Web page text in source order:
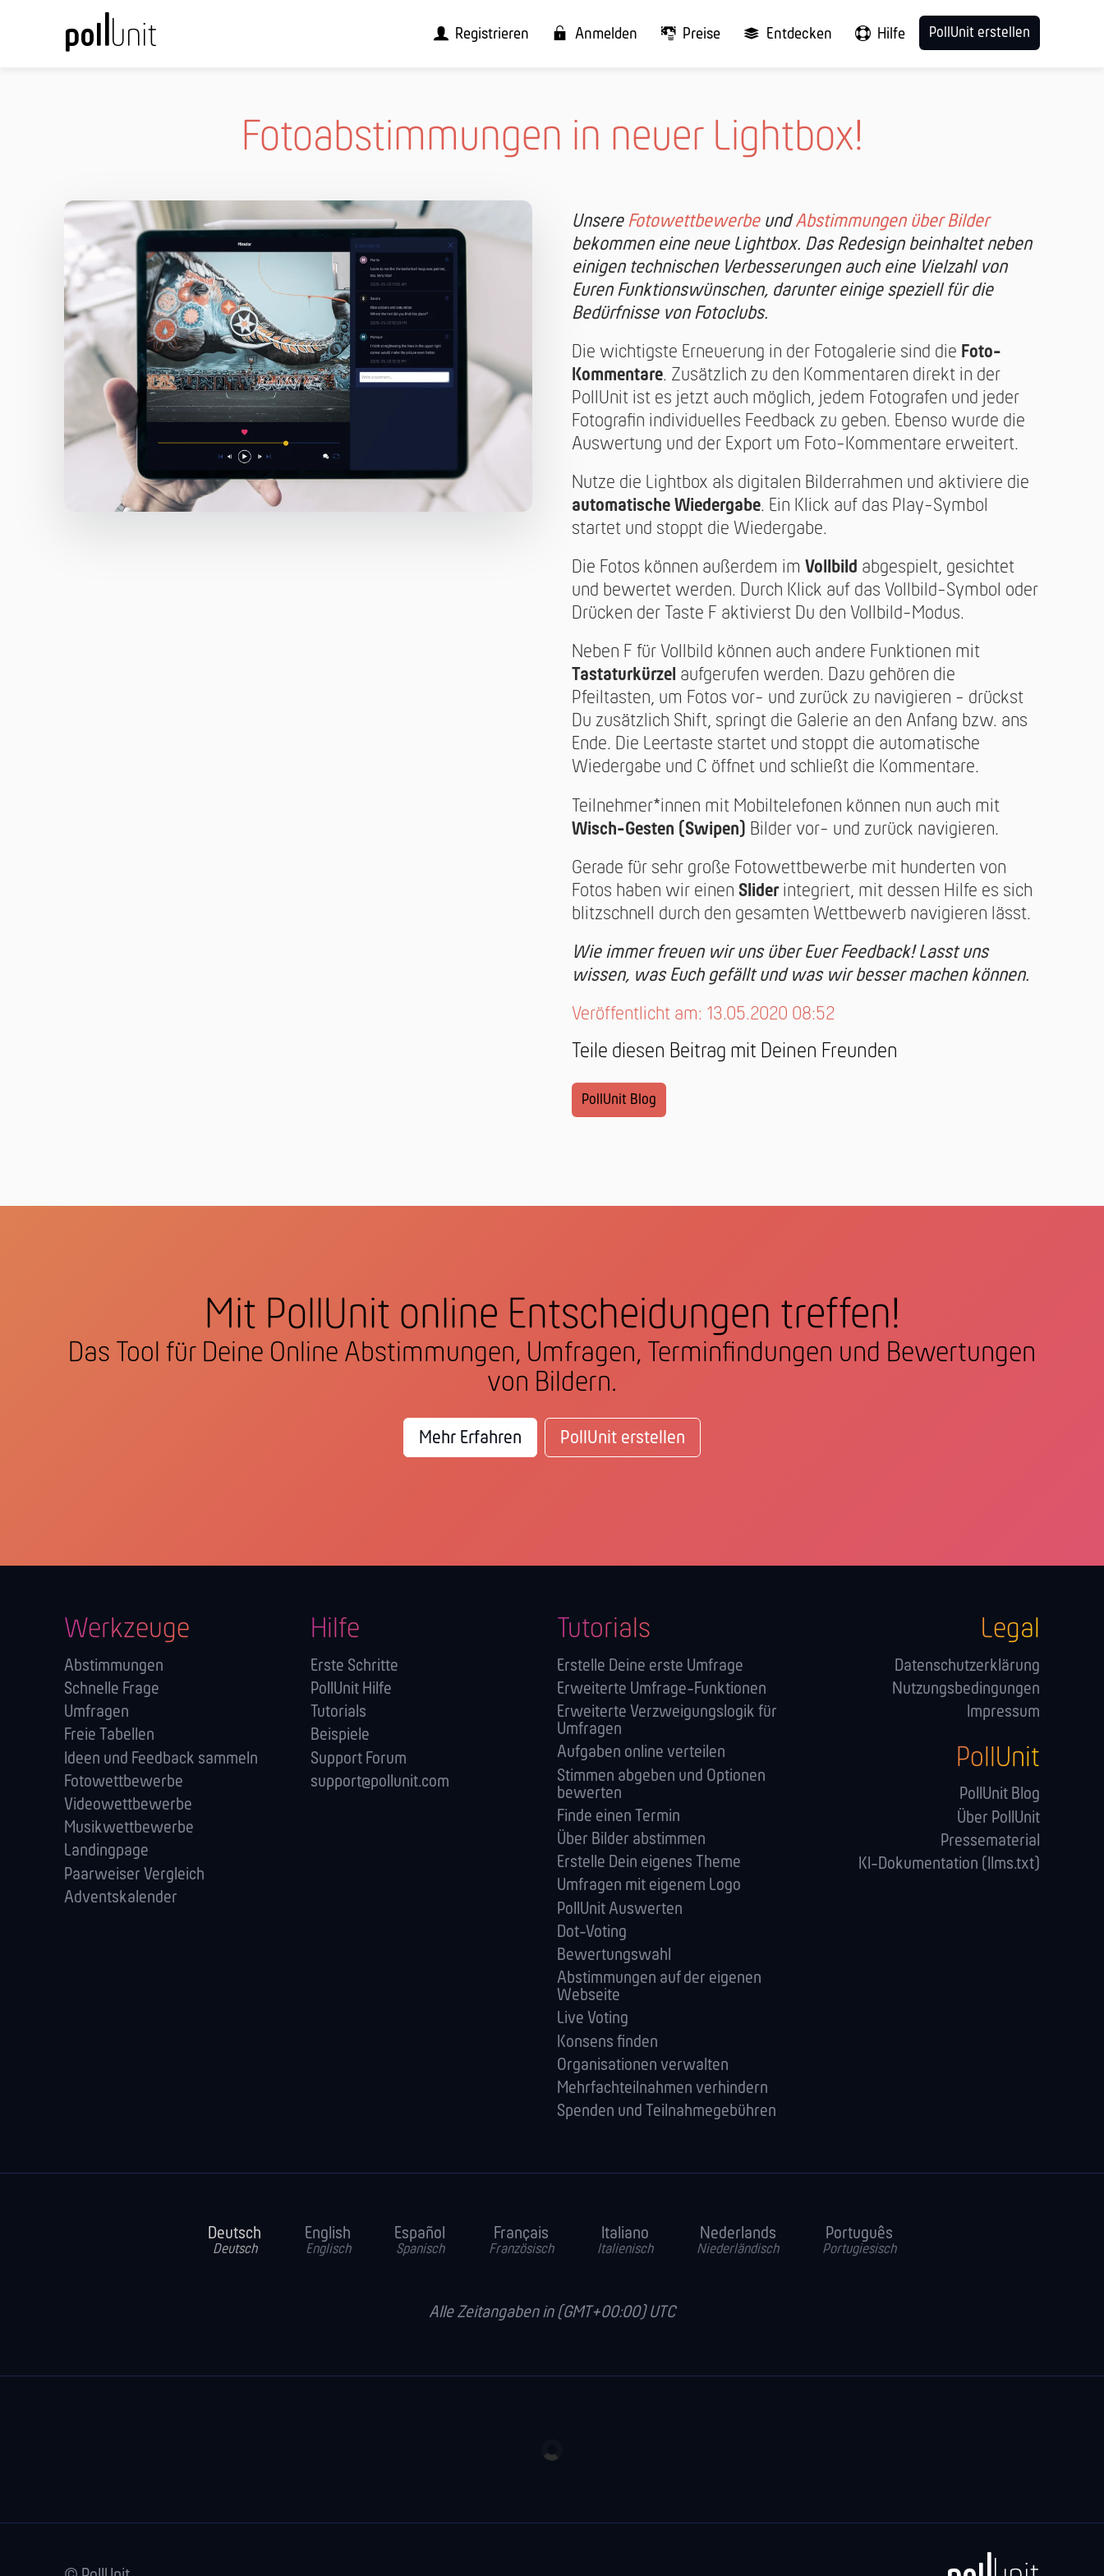
Registrieren Anmelden Preise Entdecken Hilfe PollUnit erstellen
Fotoabstimmungen in neuer Lightbox!
Unsere FotowettbewerbeundAbstimmungen über Bilder
bekommen eine neue Lightbox. Das Redesign beinhaltet neben
einigen technischen Verbesserungen auch eine Vielzahl von
Euren Funktionswünschen, darunter einige speziell für die
Bedürfnisse von Fotoclubs.
Die wichtigste Erneuerung in der Fotogalerie sind die Foto-
Kommentare. Zusätzlich zu den Kommentaren direkt in der
PollUnit ist es jetzt auch möglich, jedem Fotografen und jeder
Fotografin individuelles Feedback zu geben. Ebenso wurde die
Auswertung und der Export um Foto-Kommentare erweitert.
Nutze die Lightbox als digitalen Bilderrahmen und aktiviere die
automatische Wiedergabe. Ein Klick auf das Play-Symbol
startet und stoppt die Wiedergabe.
Die Fotos können außerdem im Vollbild abgespielt, gesichtet
und bewertet werden. Durch Klick auf das Vollbild-Symbol oder
Drücken der Taste F aktivierst Du den Vollbild-Modus.
Neben F für Vollbild können auch andere Funktionen mit
Tastaturkürzel aufgerufen werden. Dazu gehören die
Pfeiltasten, um Fotos vor- und zurück zu navigieren - drückst
Du zusätzlich Shift, springt die Galerie an den Anfang bzw. ans
Ende. Die Leertaste startet und stoppt die automatische
Wiedergabe und C öffnet und schließt die Kommentare.
Teilnehmer*innen mit Mobiltelefonen können nun auch mit
Wisch-Gesten (Swipen) Bilder vor- und zurück navigieren.
Gerade für sehr große Fotowettbewerbe mit hunderten von
Fotos haben wir einen Sliderintegriert, mit dessen Hilfe es sich
blitzschnell durch den gesamten Wettbewerb navigieren lässt.
Wie immer freuen wir uns über Euer Feedback! Lasst uns
wissen, was Euch gefällt und was wir besser machen können.
Veröffentlicht am: 13.05.2020 08:52
Teile diesen Beitrag mit Deinen Freunden
PollUnit Blog
Mit PollUnit online Entscheidungen treffen!
Das Tool für Deine Online Abstimmungen, Umfragen, Terminfindungen und Bewertungen
von Bildern.
Mehr Erfahren PollUnit erstellen
Werkzeuge
Abstimmungen
Schnelle Frage
Umfragen
Freie Tabellen
Ideen und Feedback sammeln
Fotowettbewerbe
Videowettbewerbe
Musikwettbewerbe
Landingpage
Paarweiser Vergleich
Adventskalender
Hilfe
Erste Schritte
PollUnit Hilfe
Tutorials
Beispiele
Support Forum
support@pollunit.com
Tutorials
Erstelle Deine erste Umfrage
Erweiterte Umfrage-Funktionen
Erweiterte Verzweigungslogik für
Umfragen
Aufgaben online verteilen
Stimmen abgeben und Optionen
bewerten
Finde einen Termin
Über Bilder abstimmen
Erstelle Dein eigenes Theme
Umfragen mit eigenem Logo
PollUnit Auswerten
Dot-Voting
Bewertungswahl
Abstimmungen auf der eigenen
Webseite
Live Voting
Konsens finden
Orga­nisationen verwalten
Mehrfachteilnahmen verhindern
Spenden und Teilnahmegebühren
Legal
Datenschutzerklärung
Nutzungsbedingungen
Impressum
PollUnit
PollUnit Blog
Über PollUnit
Pressematerial
KI-Dokumentation (llms.txt)
Deutsch
Deutsch
English
Englisch
Español
Spanisch
Français
Französisch
Italiano
Italienisch
Nederlands
Niederländisch
Português
Portugiesisch
Alle Zeitangaben in (GMT+00:00) UTC